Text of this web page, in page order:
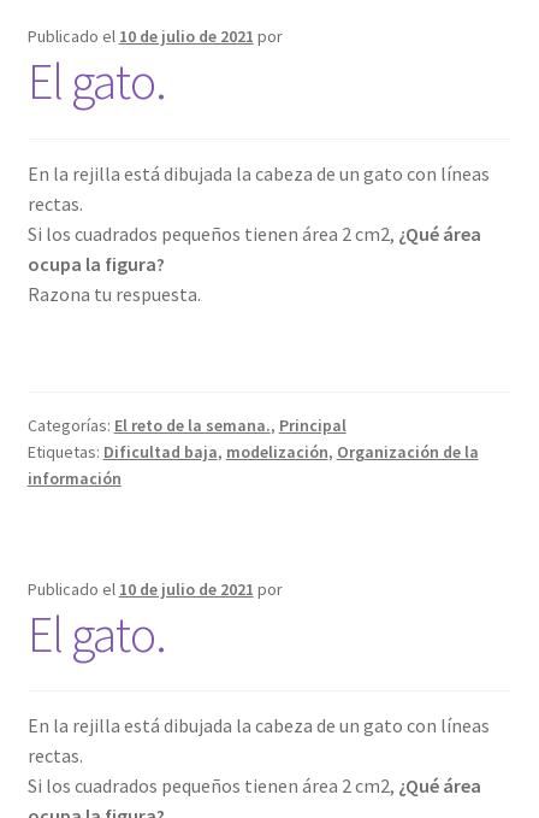
Publicado el 10 de julio de 2021 por
El gato.
En la rejilla está dibujada la cabeza de un gato con líneas
rectas.
Si los cuadrados pequeños tienen área 2 cm2, ¿Qué área
ocupa la figura?
Razona tu respuesta.
Categorías: El reto de la semana., Principal
Etiquetas: Dificultad baja, modelización, Organización de la
información
Publicado el 10 de julio de 2021 por
El gato.
En la rejilla está dibujada la cabeza de un gato con líneas
rectas.
Si los cuadrados pequeños tienen área 2 cm2, ¿Qué área